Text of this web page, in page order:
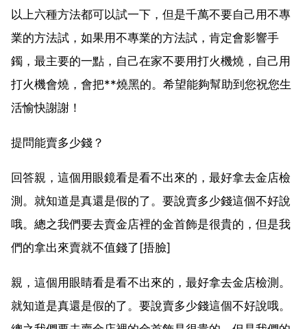
以上六種方法都可以試一下，但是千萬不要自己用不專
業的方法試，如果用不專業的方法試，肯定會影響手
鐲，最主要的一點，自己在家不要用打火機燒，自己用
打火機會燒，會把**燒黑的。希望能夠幫助到您祝您生
活愉快謝謝！
提問能賣多少錢？
回答親，這個用眼鏡看是看不出來的，最好拿去金店檢
測。就知道是真還是假的了。要說賣多少錢這個不好說
哦。總之我們要去賣金店裡的金首飾是很貴的，但是我
們的拿出來賣就不值錢了[捂臉]
親，這個用眼睛看是看不出來的，最好拿去金店檢測。
就知道是真還是假的了。要說賣多少錢這個不好說哦。